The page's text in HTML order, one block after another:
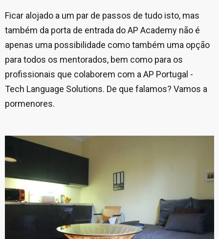
Ficar alojado a um par de passos de tudo isto, mas
também da porta de entrada do AP Academy não é
apenas uma possibilidade como também uma opção
para todos os mentorados, bem como para os
profissionais que colaborem com a AP Portugal -
Tech Language Solutions. De que falamos? Vamos a
pormenores.